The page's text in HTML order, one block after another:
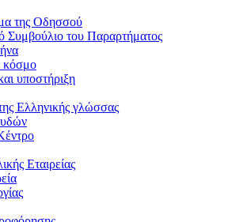
της Οδησσού
Συμβούλιο του Παραρτήματος
κόσμο
υποστήριξη
Ελληνικής γλώσσας
Εταιρείας